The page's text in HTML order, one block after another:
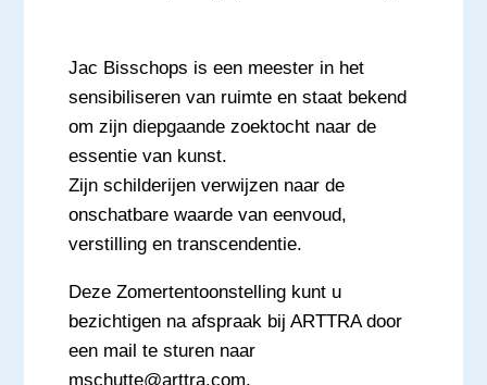
Jac Bisschops is een meester in het
sensibiliseren van ruimte en staat bekend
om zijn diepgaande zoektocht naar de
essentie van kunst.
Zijn schilderijen verwijzen naar de
onschatbare waarde van eenvoud,
verstilling en transcendentie.
Deze Zomertentoonstelling kunt u
bezichtigen na afspraak bij ARTTRA door
een mail te sturen naar
mschutte@arttra.com.